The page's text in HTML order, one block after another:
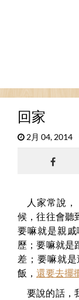
回家
2月 04, 2014
人家常說
候，往往會聽
要嘛就是親
歷；要嘛就是
差；要嘛就
飯， 還要去擺
要說的話，